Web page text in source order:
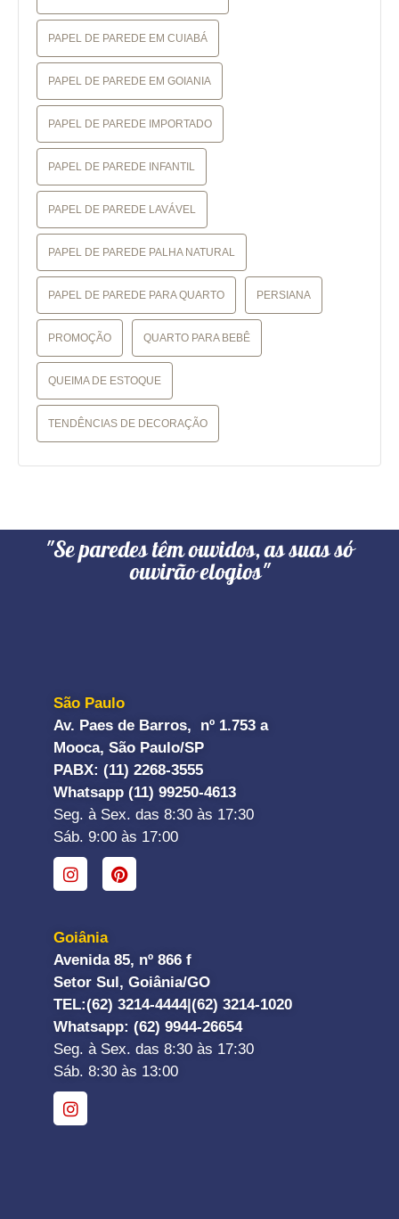
PAPEL DE PAREDE EM CUIABÁ
PAPEL DE PAREDE EM GOIANIA
PAPEL DE PAREDE IMPORTADO
PAPEL DE PAREDE INFANTIL
PAPEL DE PAREDE LAVÁVEL
PAPEL DE PAREDE PALHA NATURAL
PAPEL DE PAREDE PARA QUARTO PERSIANA
PROMOÇÃO QUARTO PARA BEBÊ
QUEIMA DE ESTOQUE
TENDÊNCIAS DE DECORAÇÃO
"Se paredes têm ouvidos, as suas só
ouvirão elogios"
São Paulo
Av. Paes de Barros, nº 1.753 a
Mooca, São Paulo/SP
PABX: (11) 2268-3555
Whatsapp (11) 99250-4613
Seg. à Sex. das 8:30 às 17:30
Sáb. 9:00 às 17:00
Goiânia
Avenida 85, nº 866 f
Setor Sul, Goiânia/GO
TEL:(62) 3214-4444| (62) 3214-1020
Whatsapp: (62) 9944-26654
Seg. à Sex. das 8:30 às 17:30
Sáb. 8:30 às 13:00